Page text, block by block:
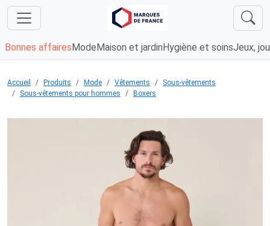
Bonnes affaires Mode Maison et jardin Hygiène et soinsJeux,
Accueil Produits Mode Vêtements
Sous-vêtements
Sous-vêtements pour hommes
Boxers